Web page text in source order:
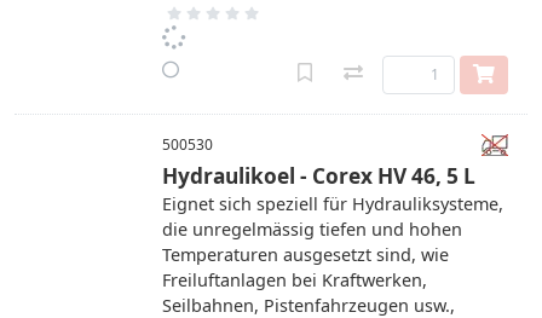
500530
Hydraulikoel - Corex HV 46, 5 L
Eignet sich speziell für Hydrauliksysteme,
die unregelmässig tiefen und hohen
Temperaturen ausgesetzt sind, wie
Freiluftanlagen bei Kraftwerken,
Seilbahnen, Pistenfahrzeugen usw.,